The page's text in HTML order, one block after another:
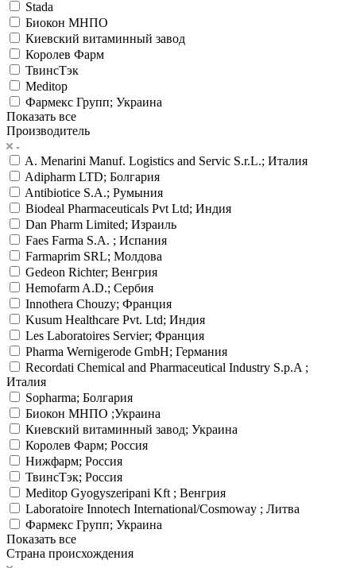
Stada
Биокон МНПО
Киевский витаминный завод
Королев Фарм
ТвинсТэк
Meditop
Фармекс Групп; Украина
Показать все
Производитель
A. Menarini Manuf. Logistics and Servic S.r.L.; Италия
Adipharm LTD; Болгария
Antibiotice S.A.; Румыния
Biodeal Pharmaceuticals Pvt Ltd; Индия
Dan Pharm Limited; Израиль
Faes Farma S.A. ; Испания
Farmaprim SRL; Молдова
Gedeon Richter; Венгрия
Hemofarm A.D.; Сербия
Innothera Chouzy; Франция
Kusum Healthcare Pvt. Ltd; Индия
Les Laboratoires Servier; Франция
Pharma Wernigerode GmbH; Германия
Recordati Chemical and Pharmaceutical Industry S.p.A ;
Италия
Sopharma; Болгария
Биокон МНПО ;Украина
Киевский витаминный завод; Украина
Королев Фарм; Россия
Нижфарм; Россия
ТвинсТэк; Россия
Meditop Gyogyszeripani Kft ; Венгрия
Laboratoire Innotech International/Cosmoway ; Литва
Фармекс Групп; Украина
Показать все
Страна происхождения